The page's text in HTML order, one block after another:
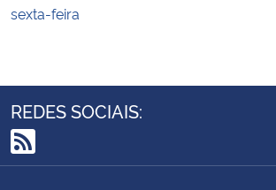
sexta-feira
REDES SOCIAIS:
RSS